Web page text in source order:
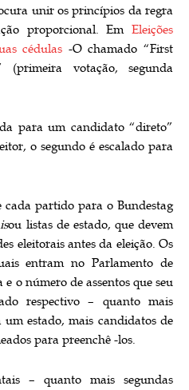
unir os princípios da regra
proporcional. Em Eleições
cédulas -O chamado “First
(primeira votação, segunda
para um candidato “direto”
o segundo é escalado para
cada partido para o Bundestag
ou listas de estado, que devem
eleitorais antes da eleição. Os
entram no Parlamento de
o número de assentos que seu
respectivo – quanto mais
um estado, mais candidatos de
para preenchê -los.
– quanto mais segundas